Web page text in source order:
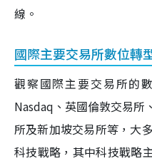
線。
國際主要交易所數位轉
觀察國際主要交易所的
Nasdaq、英國倫敦交易所
所及新加坡交易所等，大
科技戰略，其中科技戰略